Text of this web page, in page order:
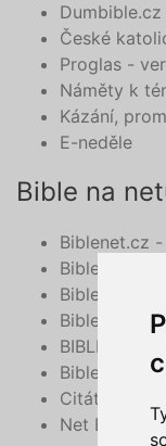
Dumbible.cz
České
Proglas -
Náměty k
Kázání,
E-neděle
Bible na
Biblenet.cz
Bible -
BIBLE v
Bible do
Citát z Bible
Net Bible